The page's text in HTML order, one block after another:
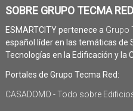
SOBRE GRUPO TECMA RED
ESMARTCITY pertenece a Grupo
español líder en las temáticas de
Tecnologías en la Edificación y la
Portales de Grupo Tecma Red:
CASADOMO - Todo sobre